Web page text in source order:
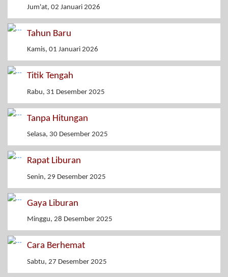
Jum'at, 02 Januari 2026
Tahun Baru
Kamis, 01 Januari 2026
Titik Tengah
Rabu, 31 Desember 2025
Tanpa Hitungan
Selasa, 30 Desember 2025
Rapat Liburan
Senin, 29 Desember 2025
Gaya Liburan
Minggu, 28 Desember 2025
Cara Berhemat
Sabtu, 27 Desember 2025